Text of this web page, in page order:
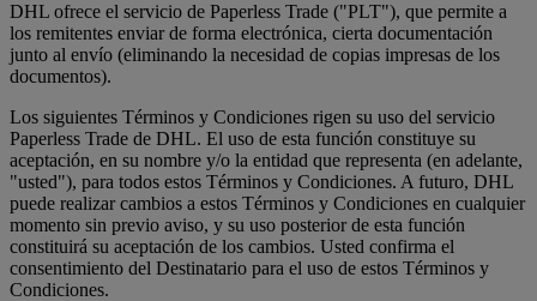
DHL ofrece el servicio de Paperless Trade ("PLT"), que permite a
los remitentes enviar de forma electrónica, cierta documentación
junto al envío (eliminando la necesidad de copias impresas de los
documentos).
Los siguientes Términos y Condiciones rigen su uso del servicio
Paperless Trade de DHL. El uso de esta función constituye su
aceptación, en su nombre y/o la entidad que representa (en adelante,
"usted"), para todos estos Términos y Condiciones. A futuro, DHL
puede realizar cambios a estos Términos y Condiciones en cualquier
momento sin previo aviso, y su uso posterior de esta función
constituirá su aceptación de los cambios. Usted confirma el
consentimiento del Destinatario para el uso de estos Términos y
Condiciones.